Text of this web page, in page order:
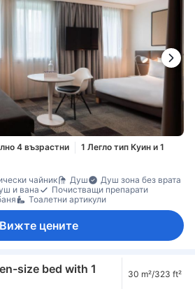
4 възрастни
1 Легло тип Куин и 1
чайник Душ
Душ зона без врата
и вана
Почистващи препарати
Тоалетни артикули
Вижте цените
size bed with 1
30 m²/323 ft²